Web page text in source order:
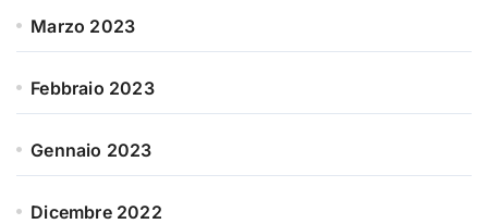
Marzo 2023
Febbraio 2023
Gennaio 2023
Dicembre 2022